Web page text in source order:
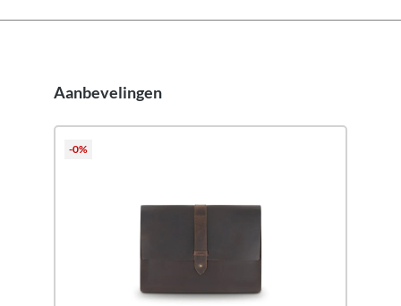
Productgalerij overslaan
Aanbevelingen
-0%